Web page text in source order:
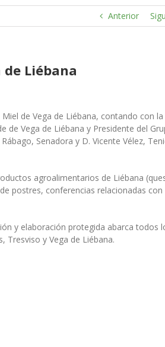
Anterior
Liébana
de Vega de Liébana, contando con la
de Vega de Liébana y Presidente del
Senadora y D. Vicente Vélez,
agroalimentarios de Liébana
postres, conferencias relacionadas con
y elaboración protegida abarca todos
Tresviso y Vega de Liébana.